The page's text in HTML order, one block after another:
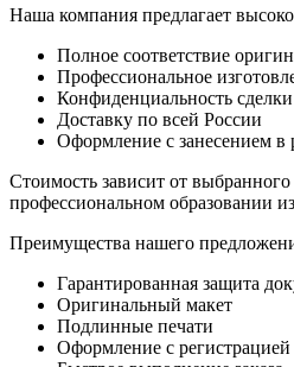
Наша компания предлагает
Полное соответствие
Профессиональное
Конфиденциальность сделки
Доставку по всей России
Оформление с занесением в
Стоимость зависит от
профессиональном образовании
Преимущества нашего
Гарантированная защита
Оригинальный макет
Подлинные печати
Оформление с регистрацией